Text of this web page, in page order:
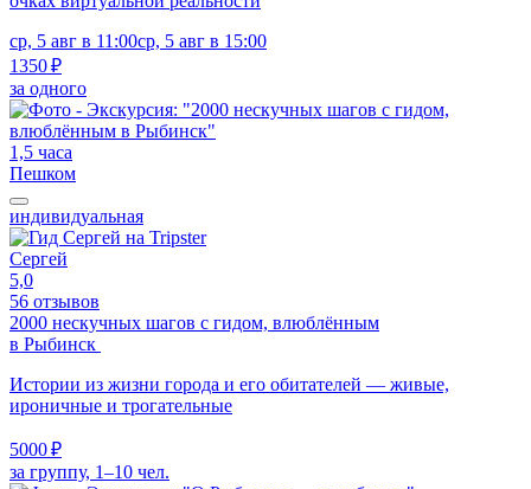
ср, 5 авг в 11:00ср, 5 авг в 15:00
1350 ₽
за одного
1,5 часа
Пешком
индивидуальная
Сергей
5,0
56 отзывов
2000 нескучных шагов с гидом, влюблённым
в Рыбинск
Истории из жизни города и его обитателей — живые,
ироничные и трогательные
5000 ₽
за группу, 1–10 чел.